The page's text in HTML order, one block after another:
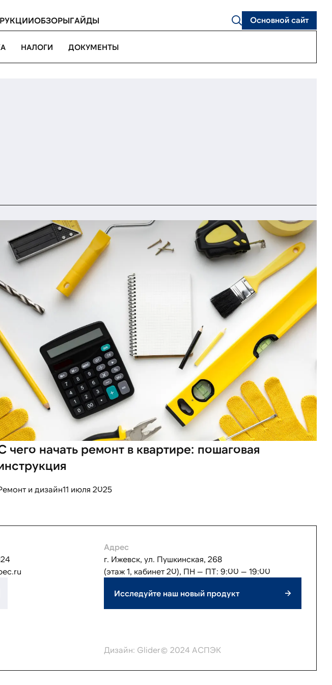
ОБЗОРЫГАЙДЫ Основной сайт
НАЛОГИ ДОКУМЕНТЫ
чего начать ремонт в квартире: пошаговая
и дизайн11 июля 2025
Адрес
г. Ижевск, ул. Пушкинская, 268
(этаж 1, кабинет 20), ПН — ПТ: 9:00 — 19:00
Исследуйте наш новый продукт
Дизайн: Glider© 2024 АСПЭК